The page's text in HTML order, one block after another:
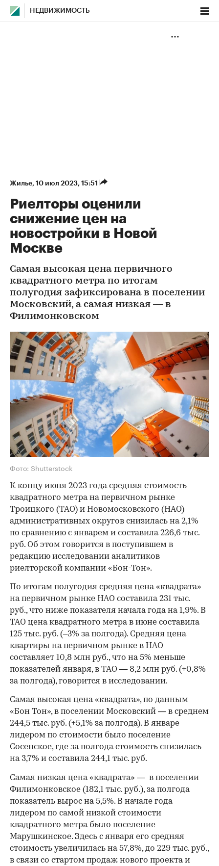
НЕДВИЖИМОСТЬ
Жилье⁠, 10 июл 2023, 15:51
Риелторы оценили
снижение цен на
новостройки в Новой
Москве
Самая высокая цена первичного
квадратного метра по итогам
полугодия зафиксирована в поселении
Московский, а самая низкая — в
Филимонковском
Фото: Shutterstock
К концу июня 2023 года средняя стоимость
квадратного метра на первичном рынке
Троицкого (ТАО) и Новомосковского (НАО)
административных округов снизилась на 2,1%
по сравнению с январем и составила 226,6 тыс.
руб. Об этом говорится в поступившем в
редакцию исследовании аналитиков
риелторской компании «Бон-Тон».
По итогам полугодия средняя цена «квадрата»
на первичном рынке НАО составила 231 тыс.
руб., что ниже показателя начала года на 1,9%. В
ТАО цена квадратного метра в июне составила
125 тыс. руб. (–3% за полгода). Средняя цена
квартиры на первичном рынке в НАО
составляет 10,8 млн руб., что на 5% меньше
показателей января, в ТАО — 8,2 млн руб. (+0,8%
за полгода), говорится в исследовании.
Самая высокая цена «квадрата», по данным
«Бон Тон», в поселении Московский — в среднем
244,5 тыс. руб. (+5,1% за полгода). В январе
лидером по стоимости было поселение
Сосенское, где за полгода стоимость снизилась
на 3,7% и составила 244,1 тыс. руб.
Самая низкая цена «квадрата» — в поселении
Филимонковское (182,1 тыс. руб.), за полгода
показатель вырос на 5,5%. В начале года
лидером по самой низкой стоимости
квадратного метра было поселение
Марушкинское. Здесь с января его средняя
стоимость увеличилась на 57,8%, до 229 тыс. руб.,
в связи со стартом продаж нового проекта и